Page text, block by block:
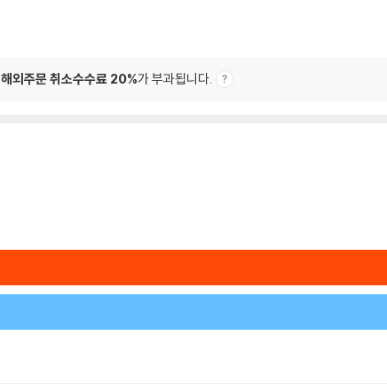
해외주문 취소수수료 20%가 부과됩니다.